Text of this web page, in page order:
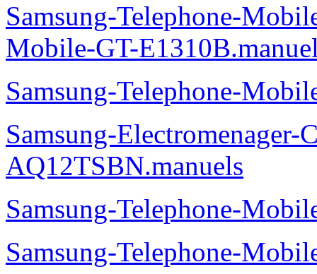
Samsung-Telephone-
Mobile-GT-
Samsung-Telephone-
Samsung-Electromenager-
AQ12TSBN.manuels
Samsung-Telephone-
Samsung-Telephone-